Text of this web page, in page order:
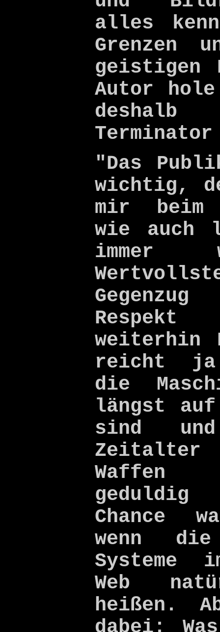
alles
Grenzen
geistigen
Autor
"Das
wichtig,
mir beim
wie auch
immer
weiterhin
reicht ja
die
längst auf
sind
Waffen
Chance
wenn die
Systeme
Web
heißen.
dabei: